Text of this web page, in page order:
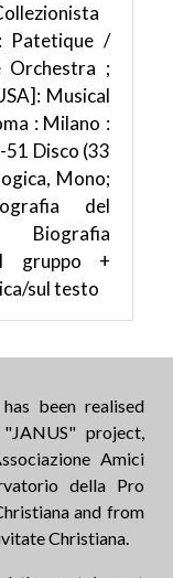
: Patetique /
Orchestra ;
Musical
: Milano :
51 Disco (33
Mono;
del
gruppo +
sul testo
been realised
project,
Amici
della Pro
and from
Christiana.